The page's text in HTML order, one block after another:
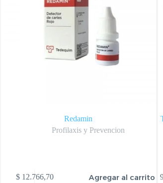
Redamin
Profilaxis y Prevencion
$12.766,70 Agregar al carrito$